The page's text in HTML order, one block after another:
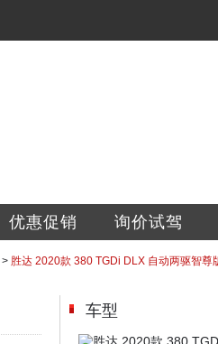
优惠促销 询价试驾
> 胜达 2020款 380 TGDi DLX 自动两驱智尊
车型